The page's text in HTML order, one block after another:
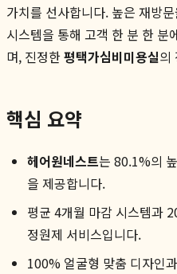
가치를 선사합니다. 높은 재방
시스템을 통해 고객 한 분 한 분
며, 진정한평택가심비미용실의
핵심 요약
헤어원네스트는 80.1%의
을 제공합니다.
평균 4개월 마감 시스템과
정원제 서비스입니다.
100% 얼굴형 맞춤 디자인